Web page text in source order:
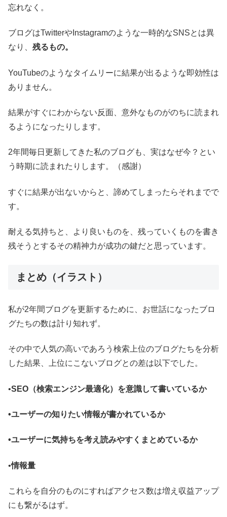
忘れなく。
ブログはTwitterやInstagramのような一時的なSNSとは異
なり、 残るもの。
YouTubeのようなタイムリーに結果が出るような即効性は
ありません。
結果がすぐにわからない反面、意外なものがのちに読まれ
るようになったりします。
2年間毎日更新してきた私のブログも、実はなぜ今？とい
う時期に読まれたりします。（感謝）
すぐに結果が出ないからと、諦めてしまったらそれまでで
す。
耐える気持ちと、より良いものを、残っていくものを書き
残そうとするその精神力が成功の鍵だと思っています。
まとめ（イラスト）
私が2年間ブログを更新するために、お世話になったブロ
グたちの数は計り知れず。
その中で人気の高いであろう検索上位のブログたちを分析
した結果、上位にこないブログとの差は以下でした。
•SEO（検索エンジン最適化）を意識して書いているか
•ユーザーの知りたい情報が書かれているか
•ユーザーに気持ちを考え読みやすくまとめているか
•情報量
これらを自分のものにすればアクセス数は増え収益アップ
にも繋がるはず。